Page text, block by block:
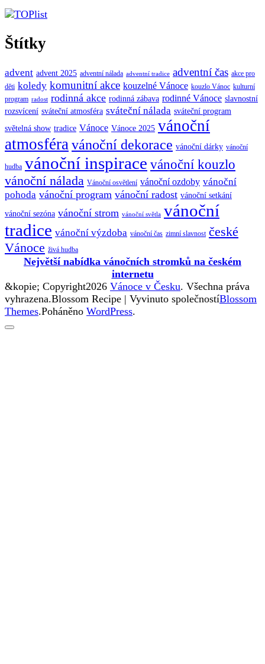
Štítky
advent advent 2025 adventní nálada adventní tradice adventní čas akce pro
děti koledy komunitní akce kouzelné Vánoce kouzlo Vánoc kulturní
program radost rodinná akce rodinná zábava rodinné Vánoce slavnostní
rozsvícení sváteční atmosféra sváteční nálada sváteční program
světelná show tradice Vánoce Vánoce 2025 vánoční
atmosféravánoční dekorace vánoční dárky vánoční
hudba vánoční inspirace vánoční kouzlo
vánoční nálada Vánoční osvětlení vánoční ozdoby vánoční
pohoda vánoční program vánoční radost vánoční setkání
vánoční sezóna vánoční strom vánoční světla vánoční
tradice vánoční výzdoba vánoční čas zimní slavnost české
Vánoce živá hudba
Největší nabídka vánočních stromků na českém
internetu
&kopie; Copyright2026 Vánoce v Česku. Všechna práva
vyhrazena.Blossom Recipe | Vyvinuto společnostíBlossom
Themes.Poháněno WordPress.